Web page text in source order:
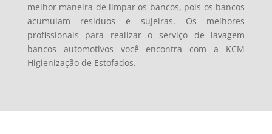
melhor maneira de limpar os bancos, pois os bancos
acumulam resíduos e sujeiras. Os melhores
profissionais para realizar o serviço de lavagem
bancos automotivos você encontra com a KCM
Higienização de Estofados.